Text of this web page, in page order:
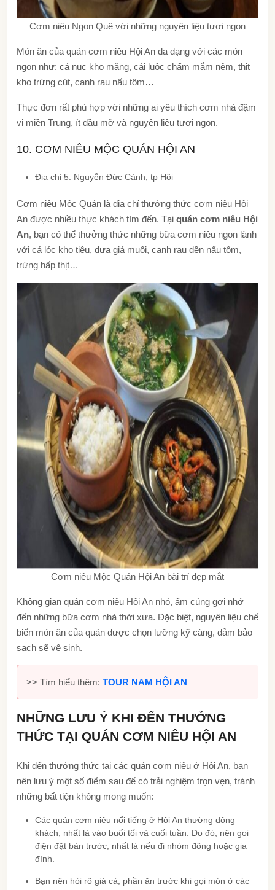
Cơm niêu Ngon Quê với những nguyên liệu tươi ngon
Món ăn của quán cơm niêu Hội An đa dạng với các món
ngon như: cá nục kho măng, cải luộc chấm mắm nêm, thịt
kho trứng cút, canh rau nấu tôm…
Thực đơn rất phù hợp với những ai yêu thích cơm nhà đậm
vị miền Trung, ít dầu mỡ và nguyên liệu tươi ngon.
10. CƠM NIÊU MỘC QUÁN HỘI AN
Địa chỉ 5: Nguyễn Đức Cảnh, tp Hội
Cơm niêu Mộc Quán là địa chỉ thưởng thức cơm niêu Hội
An được nhiều thực khách tìm đến. Tại quán cơm niêu Hội
An, bạn có thể thưởng thức những bữa cơm niêu ngon lành
với cá lóc kho tiêu, dưa giá muối, canh rau dền nấu tôm,
trứng hấp thịt…
Cơm niêu Mộc Quán Hội An bài trí đẹp mắt
Không gian quán cơm niêu Hội An nhỏ, ấm cúng gợi nhớ
đến những bữa cơm nhà thời xưa. Đặc biệt, nguyên liệu chế
biến món ăn của quán được chọn lưỡng kỹ càng, đảm bảo
sạch sẽ vệ sinh.
>> Tìm hiểu thêm: TOUR NAM HỘI AN
NHỮNG LƯU Ý KHI ĐẾN THƯỞNG
THỨC TẠI QUÁN CƠM NIÊU HỘI AN
Khi đến thưởng thức tại các quán cơm niêu ở Hội An, bạn
nên lưu ý một số điểm sau để có trải nghiệm trọn vẹn, tránh
những bất tiện không mong muốn:
Các quán cơm niêu nổi tiếng ở Hội An thường đông
khách, nhất là vào buổi tối và cuối tuần. Do đó, nên gọi
điện đặt bàn trước, nhất là nếu đi nhóm đông hoặc gia
đình.
Bạn nên hỏi rõ giá cả, phần ăn trước khi gọi món ở các